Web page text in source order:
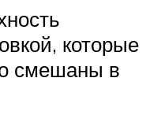
которые
смешаны в